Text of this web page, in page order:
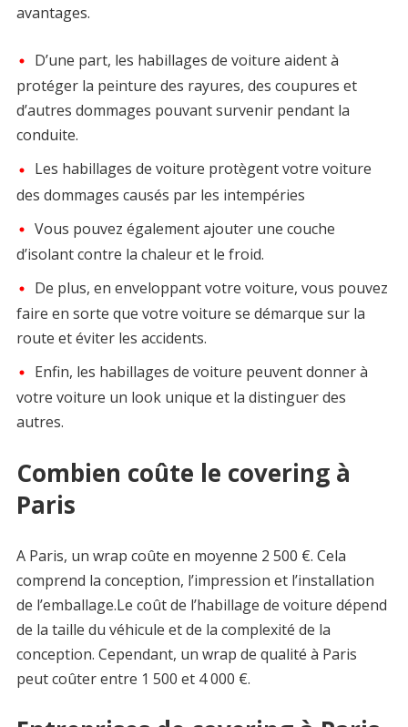
avantages.
D’une part, les habillages de voiture aident à
protéger la peinture des rayures, des coupures et
d’autres dommages pouvant survenir pendant la
conduite.
Les habillages de voiture protègent votre voiture
des dommages causés par les intempéries
Vous pouvez également ajouter une couche
d’isolant contre la chaleur et le froid.
De plus, en enveloppant votre voiture, vous pouvez
faire en sorte que votre voiture se démarque sur la
route et éviter les accidents.
Enfin, les habillages de voiture peuvent donner à
votre voiture un look unique et la distinguer des
autres.
Combien coûte le covering à
Paris
A Paris, un wrap coûte en moyenne 2 500 €. Cela
comprend la conception, l’impression et l’installation
de l’emballage.Le coût de l’habillage de voiture dépend
de la taille du véhicule et de la complexité de la
conception. Cependant, un wrap de qualité à Paris
peut coûter entre 1 500 et 4 000 €.